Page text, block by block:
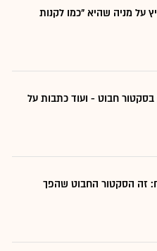
על מניה שהיא "כמו לקנות
חבוט - ועוד כתבות על
זה הסקטור החבוט שהפך